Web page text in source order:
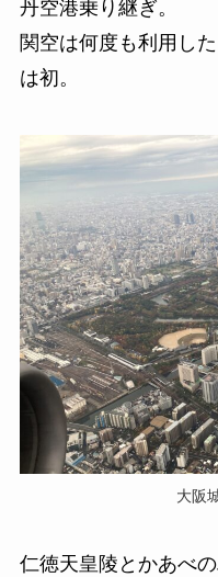
丹空港乗り継ぎ。
関空は何度も利用し
は初。
大阪
仁徳天皇陵とかあべ